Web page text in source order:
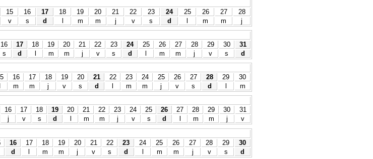
15 16 17 18 19 20 21 22 23 24 25 26 27
28
v s d m m j v s d m m
j
16 17 18 19 20 21 22 23 24 25 26 27 28 29 30
31
s d m m j v s d m m j v s
d
16 17 18 19 20 21 22 23 24 25 26 27 28 29
30
m m j v s d m m j v s d
m
16 17 18 19 20 21 22 23 24 25 26 27 28 29 30
31
j v s d m m j v s d m m j
v
16 17 18 19 20 21 22 23 24 25 26 27 28 29
30
d l m m j v s d l m m j v s
d